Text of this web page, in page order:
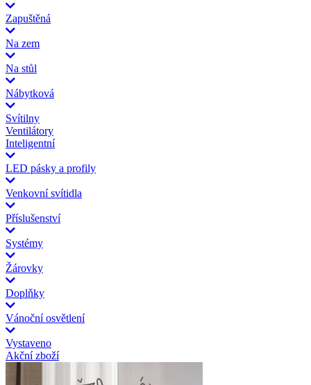
Zapuštěná
Na zem
Na stůl
Nábytková
Svítilny
Ventilátory
Inteligentní
LED pásky a profily
Venkovní svítidla
Příslušenství
Systémy
Žárovky
Doplňky
Vánoční osvětlení
Vystaveno
Akční zboží